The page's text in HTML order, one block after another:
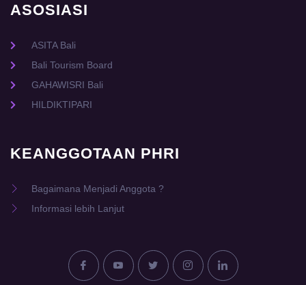
ASOSIASI
ASITA Bali
Bali Tourism Board
GAHAWISRI Bali
HILDIKTIPARI
KEANGGOTAAN PHRI
Bagaimana Menjadi Anggota ?
Informasi lebih Lanjut